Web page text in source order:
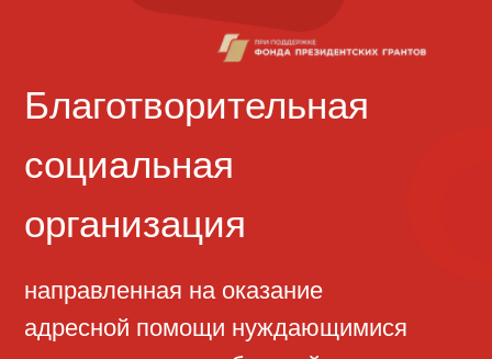
направленная на оказание
адресной помощи нуждающимися
потребности —